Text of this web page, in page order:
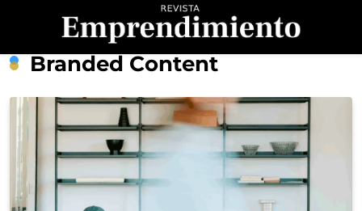
Revista
Emprendimiento
Branded Content